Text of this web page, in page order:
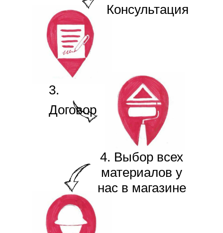
3.
Договор
4. Выбор всех
материалов у
нас в магазине
Консультация